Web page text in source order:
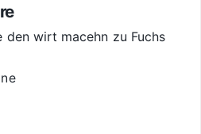
den wirt macehn zu Fuchs